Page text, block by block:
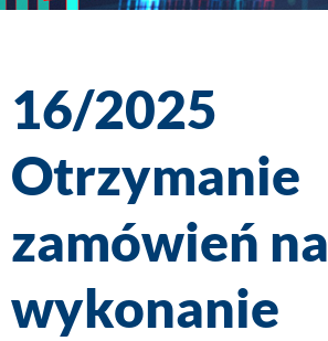
16/2025
Otrzymanie
zamówień na
wykonanie